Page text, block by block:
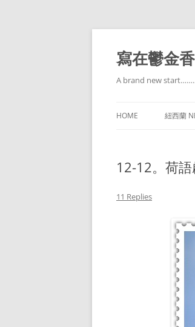
寫在鬱金
A brand new
HOME 紐西蘭
12-12。荷語
11 Replies